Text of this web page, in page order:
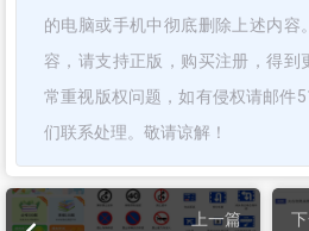
的电脑或手机中彻底删除上述内容
容，请支持正版，购买注册，得到
常重视版权问题，如有侵权请邮件
们联系处理。敬请谅解！
上一篇